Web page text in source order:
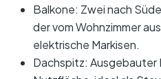
Balkone: Zwei nach
der vom Wohnzimmer
elektrische Markisen.
Dachspitz: Ausgebauter